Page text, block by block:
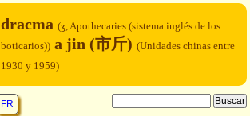
dracma (ʒ, Apothecaries (sistema inglés de los
boticarios)) a jin (市斤) (Unidades chinas entre
1930 y 1959)
FR